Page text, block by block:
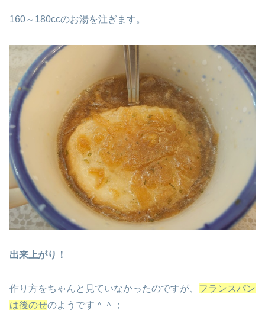
160～180ccのお湯を注ぎます。
出来上がり！
作り方をちゃんと見ていなかったのですが、 フランスパン
は後のせのようです＾＾；